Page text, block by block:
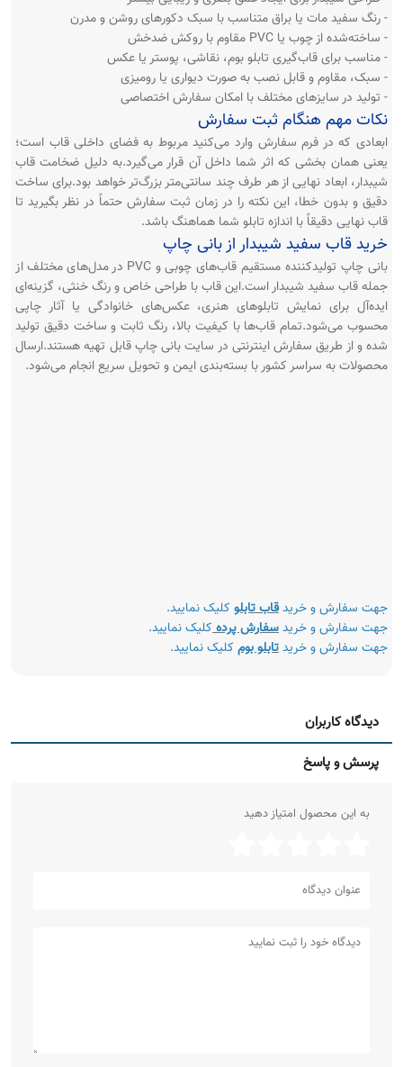
- رنگ سفید مات یا براق متناسب با سبک دکورهای روشن و مدرن
- ساخته‌شده از چوب یا PVC مقاوم با روکش ضدخش
- مناسب برای قاب‌گیری تابلو بوم، نقاشی، پوستر یا عکس
- سبک، مقاوم و قابل نصب به صورت دیواری یا رومیزی
- تولید در سایزهای مختلف با امکان سفارش اختصاصی
نکات مهم هنگام ثبت سفارش
ابعادی که در فرم سفارش وارد می‌کنید مربوط به فضای داخلی قاب است؛
یعنی همان بخشی که اثر شما داخل آن قرار می‌گیرد.به دلیل ضخامت قاب
شیبدار، ابعاد نهایی از هر طرف چند سانتی‌متر بزرگ‌تر خواهد بود.برای ساخت
دقیق و بدون خطا، این نکته را در زمان ثبت سفارش حتماً در نظر بگیرید تا
قاب نهایی دقیقاً با اندازه تابلو شما هماهنگ باشد.
خرید قاب سفید شیبدار از بانی چاپ
بانی چاپ تولیدکننده مستقیم قاب‌های چوبی و PVC در مدل‌های مختلف از
جمله قاب سفید شیبدار است.این قاب با طراحی خاص و رنگ خنثی، گزینه‌ای
ایده‌آل برای نمایش تابلوهای هنری، عکس‌های خانوادگی یا آثار چاپی
محسوب می‌شود.تمام قاب‌ها با کیفیت بالا، رنگ ثابت و ساخت دقیق تولید
شده و از طریق سفارش اینترنتی در سایت بانی چاپ قابل تهیه هستند.ارسال
محصولات به سراسر کشور با بسته‌بندی ایمن و تحویل سریع انجام می‌شود.
جهت سفارش و خریدقاب تابلو کلیک نمایید.
جهت سفارش و خریدسفارش پردهکلیک نمایید.
جهت سفارش و خریدتابلو بوم کلیک نمایید.
دیدگاه کاربران
پرسش و پاسخ
به این محصول امتیاز دهید